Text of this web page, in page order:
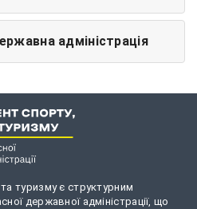
адміністрація
туризму є структурним
державної адміністрації, що